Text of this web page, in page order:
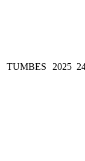
TUMBES 2025